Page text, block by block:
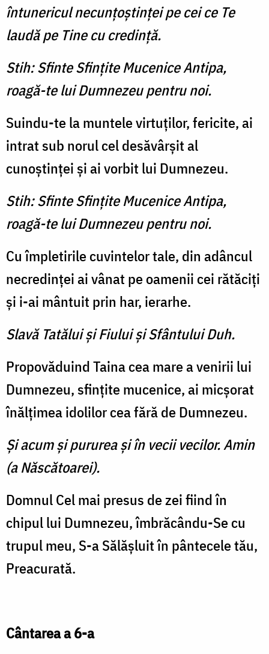
întunericul necunţoştinţei pe cei ce Te
laudă pe Tine cu credinţă.
Stih: Sfinte Sfinţite Mucenice Antipa,
roagă-te lui Dumnezeu pentru noi.
Suindu-te la muntele virtuţilor, fericite, ai
intrat sub norul cel desăvârşit al
cunoştinţei şi ai vorbit lui Dumnezeu.
Stih: Sfinte Sfinţite Mucenice Antipa,
roagă-te lui Dumnezeu pentru noi.
Cu împletirile cuvintelor tale, din adâncul
necredinţei ai vânat pe oamenii cei rătăciţi
şi i-ai mântuit prin har, ierarhe.
Slavă Tatălui şi Fiului şi Sfântului Duh.
Propovăduind Taina cea mare a venirii lui
Dumnezeu, sfinţite mucenice, ai micşorat
înălţimea idolilor cea fără de Dumnezeu.
Şi acum şi pururea şi în vecii vecilor. Amin
(a Născătoarei).
Domnul Cel mai presus de zei fiind în
chipul lui Dumnezeu, îmbră­cându-Se cu
trupul meu, S-a Sălăşluit în pântecele tău,
Preacurată.
Cântarea a 6-a